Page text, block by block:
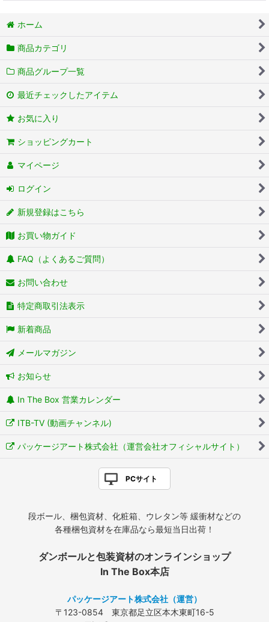
ホーム
商品カテゴリ
商品グループ一覧
最近チェックしたアイテム
お気に入り
ショッピングカート
マイページ
ログイン
新規登録はこちら
お買い物ガイド
FAQ（よくあるご質問）
お問い合わせ
特定商取引法表示
新着商品
メールマガジン
お知らせ
In The Box 営業カレンダー
ITB-TV (動画チャンネル)
パッケージアート株式会社（運営会社オフィシャルサイト）
PCサイト
段ボール、梱包資材、化粧箱、ウレタン等 緩衝材などの
各種梱包資材を在庫品なら最短当日出荷！
ダンボールと包装資材のオンラインショップ
In The Box本店
パッケージアート株式会社（運営）
〒123-0854 東京都足立区本木東町16-5